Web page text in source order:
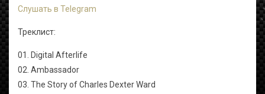
Слушать в Telegram
Треклист:
01. Digital Afterlife
02. Ambassador
03. The Story of Charles Dexter Ward